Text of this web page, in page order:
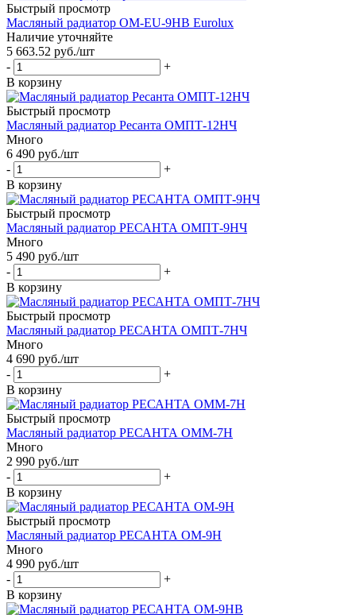
Быстрый просмотр
Масляный радиатор ОМ-EU-9НВ Eurolux
Наличие уточняйте
5 663.52 руб./шт
-
+
В корзину
Быстрый просмотр
Масляный радиатор Ресанта ОМПТ-12НЧ
Много
6 490 руб./шт
-
+
В корзину
Быстрый просмотр
Масляный радиатор РЕСАНТА ОМПТ-9НЧ
Много
5 490 руб./шт
-
+
В корзину
Быстрый просмотр
Масляный радиатор РЕСАНТА ОМПТ-7НЧ
Много
4 690 руб./шт
-
+
В корзину
Быстрый просмотр
Масляный радиатор РЕСАНТА ОММ-7Н
Много
2 990 руб./шт
-
+
В корзину
Быстрый просмотр
Масляный радиатор РЕСАНТА ОМ-9Н
Много
4 990 руб./шт
-
+
В корзину